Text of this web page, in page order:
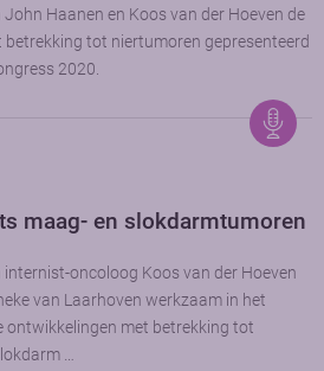
Haanen en Koos van der Hoeven de
tot niertumoren gepresenteerd
2020.
maag- en slokdarmtumoren
oncoloog Koos van der Hoeven
van Laarhoven werkzaam in het
ontwikkelingen met betrekking tot
…